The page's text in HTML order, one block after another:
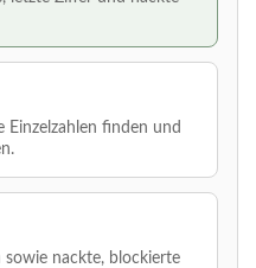
Einzelzahlen finden und
sowie nackte, blockierte